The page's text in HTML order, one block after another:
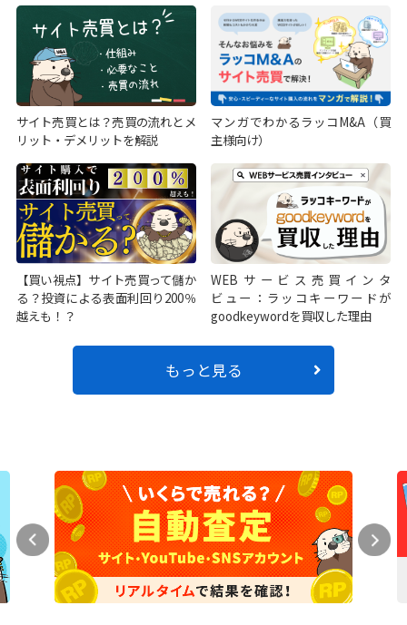
サイト売買とは？売買の流れとメ
リット・デメリットを解説
マンガでわかるラッコM&A（買
主様向け）
【買い視点】サイト売買って儲か
る？投資による表面利回り200％
越えも！？
WEBサービス売買インタ
ビュー：ラッコキーワードが
goodkeywordを買収した理由
もっと見る